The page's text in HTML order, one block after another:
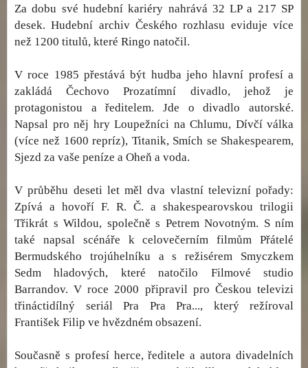
Za dobu své hudební kariéry nahrává 32 LP a 217 SP
desek. Hudební archiv Českého rozhlasu eviduje více
než 1200 titulů, které Ringo natočil.
V roce 1985 přestává být hudba jeho hlavní profesí a
zakládá Čechovo Prozatímní divadlo, jehož je
protagonistou a ředitelem. Jde o divadlo autorské.
Napsal pro něj hry Loupežníci na Chlumu, Dívčí válka
(více než 1600 repríz), Titanik, Smích se Shakespearem,
Sjezd za vaše peníze a Oheň a voda.
V průběhu deseti let měl dva vlastní televizní pořady:
Zpívá a hovoří F. R. Č. a shakespearovskou trilogii
Třikrát s Wildou, společně s Petrem Novotným. S ním
také napsal scénáře k celovečerním filmům Přátelé
Bermudského trojúhelníku a s režisérem Smyczkem
Sedm hladových, které natočilo Filmové studio
Barrandov. V roce 2000 připravil pro Českou televizi
třináctidílný seriál Pra Pra Pra..., který režíroval
František Filip ve hvězdném obsazení.
Současně s profesí herce, ředitele a autora divadelních